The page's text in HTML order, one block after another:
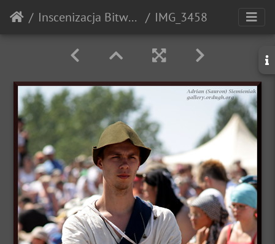
Inscenizacja Bitwy pod Grunwaldem - 2010r. IMG_3458